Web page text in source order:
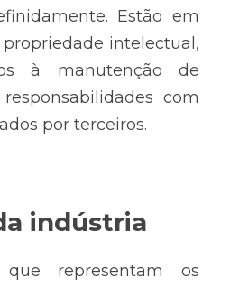
Estão em
intelectual,
à manutenção de
com
por terceiros.
indústria
que representam os